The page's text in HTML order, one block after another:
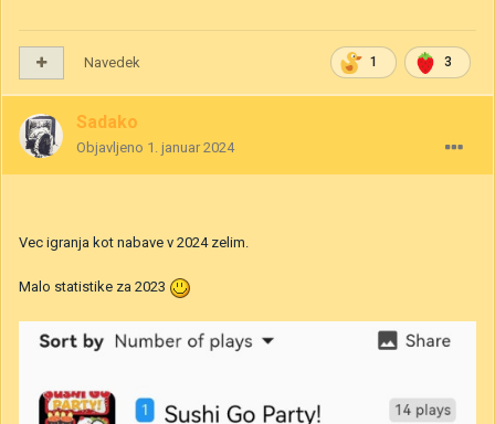
1 3
Navedek
Sadako
Objavljeno 1. januar 2024
Vec igranja kot nabave v 2024 zelim.
Malo statistike za 2023